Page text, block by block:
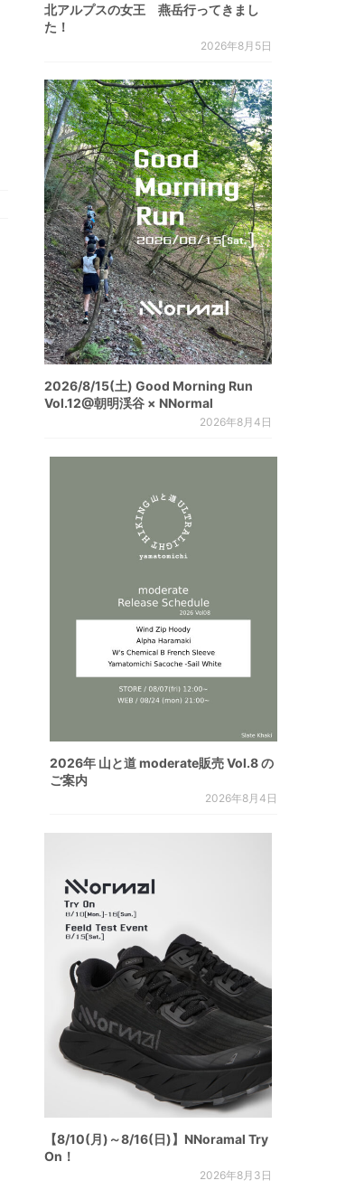
北アルプスの女王 燕岳行ってきまし
た！
2026年8月5日
2026/8/15(土) Good Morning Run
Vol.12@朝明渓谷 × NNormal
2026年8月4日
2026年 山と道 moderate販売 Vol.8 の
ご案内
2026年8月4日
【8/10(月)～8/16(日)】NNoramal Try
On！
2026年8月3日